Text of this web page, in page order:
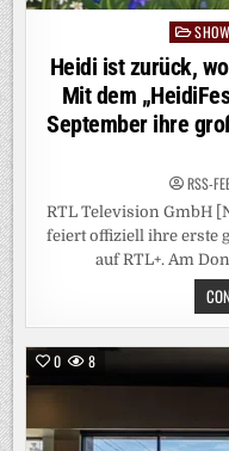
Posted
in
SHOW
Heidi ist zurück,
Mit dem
September ihre
RSS-
RTL Television GmbH
feiert offiziell ihre erste
auf RTL+. Am
0 8